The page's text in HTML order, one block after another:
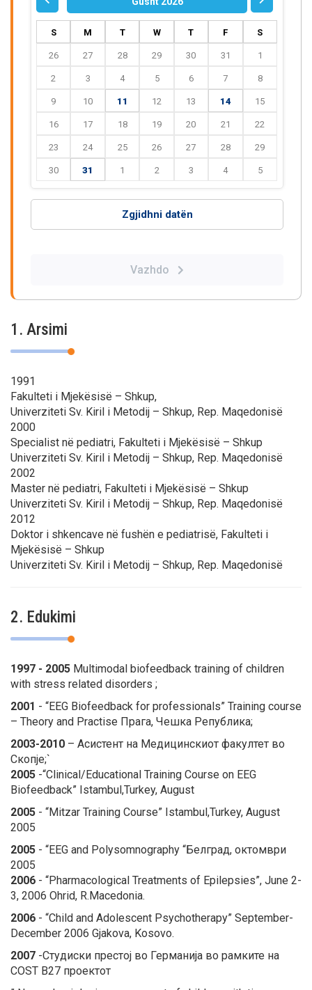
S M T W T F S
26 27 28 29 30 31 1
2 3 4 5 6 7 8
9 10 11 12 13 14 15
16 17 18 19 20 21 22
23 24 25 26 27 28 29
30 31 1 2 3 4 5
Zgjidhni datën
Vazhdo
1. Arsimi
1991
Fakulteti i Mjekësisë – Shkup,
Univerziteti Sv. Kiril i Metodij – Shkup, Rep. Maqedonisë
2000
Specialist në pediatri, Fakulteti i Mjekësisë – Shkup
Univerziteti Sv. Kiril i Metodij – Shkup, Rep. Maqedonisë
2002
Master në pediatri, Fakulteti i Mjekësisë – Shkup
Univerziteti Sv. Kiril i Metodij – Shkup, Rep. Maqedonisë
2012
Doktor i shkencave në fushën e pediatrisë, Fakulteti i
Mjekësisë – Shkup
Univerziteti Sv. Kiril i Metodij – Shkup, Rep. Maqedonisë
2. Edukimi
1997 - 2005 Multimodal biofeedback training of children
with stress related disorders ;
2001 - “EEG Biofeedback for professionals” Training course
– Theory and Practise Прага, Чешка Република;
2003-2010 – Асистент на Медицинскиот факултет во
Скопје;`
2005 -“Clinical/Educational Training Course on EEG
Biofeedback” Istambul,Turkey, August
2005 - “Mitzar Training Course” Istambul,Turkey, August
2005
2005 - “EEG and Polysomnography “Белград, октомври
2005
2006 - “Pharmacological Treatments of Epilepsies”, June 2-
3, 2006 Ohrid, R.Macedonia.
2006 - “Child and Adolescent Psychotherapy” September-
December 2006 Gjakova, Kosovo.
2007 -Студиски престој во Германија во рамките на
COST B27 проектот